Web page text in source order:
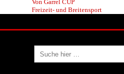
Von Garrel CUP
Freizeit- und Breitensport